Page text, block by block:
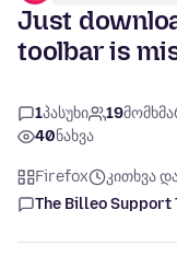
Just
toolbar is
1პასუხი 19
40ნახვა
Firefox
კითხვა
The Billeo Support